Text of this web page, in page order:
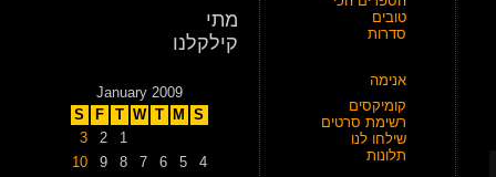
טובים
סדרות
אנימה
קומיקסים
רשימת סרטים
שילחו לנו
תלונות
מתי
קילקלנו
January 2009
S
M
T
W
T
F
S
1
2
3
4
5
6
7
8
9
10